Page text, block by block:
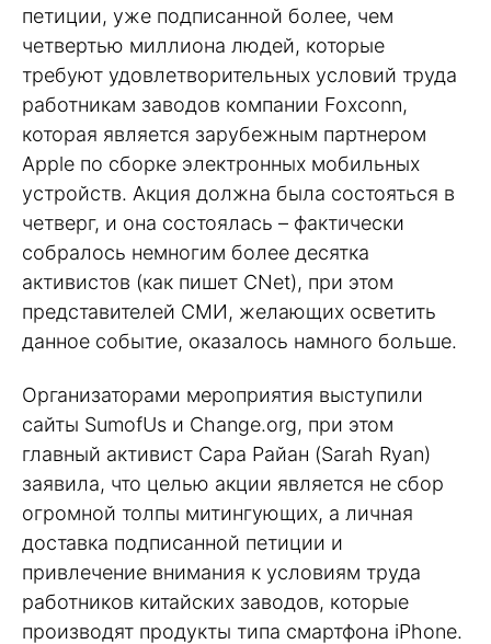
петиции, уже подписанной более, чем
четвертью миллиона людей, которые
требуют удовлетворительных условий труда
работникам заводов компании Foxconn,
которая является зарубежным партнером
Apple по сборке электронных мобильных
устройств. Акция должна была состояться в
четверг, и она состоялась – фактически
собралось немногим более десятка
активистов (как пишет CNet), при этом
представителей СМИ, желающих осветить
данное событие, оказалось намного больше.
Организаторами мероприятия выступили
сайты SumofUs и Change.org, при этом
главный активист Сара Райан (Sarah Ryan)
заявила, что целью акции является не сбор
огромной толпы митингующих, а личная
доставка подписанной петиции и
привлечение внимания к условиям труда
работников китайских заводов, которые
производят продукты типа смартфона iPhone.